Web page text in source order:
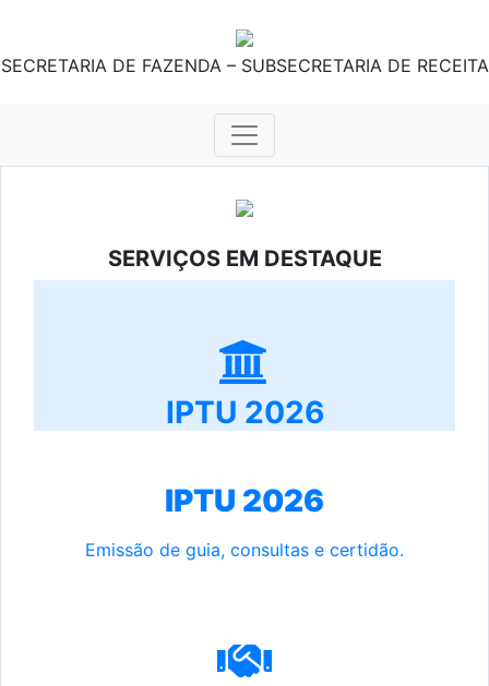
SECRETARIA DE FAZENDA – SUBSECRETARIA DE RECEITA
SERVIÇOS EM DESTAQUE
IPTU 2026
IPTU 2026
Emissão de guia, consultas e certidão.